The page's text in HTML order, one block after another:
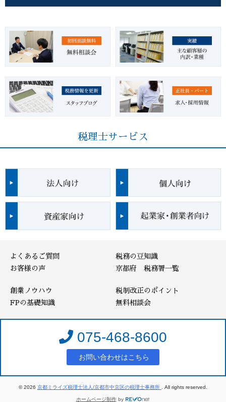
税理士サービス
よくあるご質問
お客様の声
税務の豆知識
京都府 税務署一覧
創業ノウハウ
FPの基礎知識
税制改正のポイント
無料相談会
075-468-8600
お問い合わせはこちら
© 2026 京都ミライズ税理士法人/京都市中京区の税理士事務所 . All rights reserved.
ホームページ制作by